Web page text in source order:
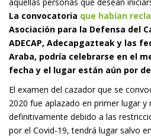
La convocatoria que habían
Asociación para la Defensa del
ADECAP, Adecapgazteak y las
Araba, podría celebrarse en el
fecha y el lugar están aún por
El examen del cazador que se
2020 fue aplazado en primer lugar y
definitivamente debido a las
por el Covid-19, tendrá lugar salvo